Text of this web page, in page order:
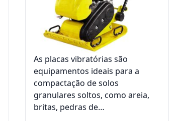
As placas vibratórias são
equipamentos ideais para a
compactação de solos
granulares soltos, como areia,
britas, pedras de…